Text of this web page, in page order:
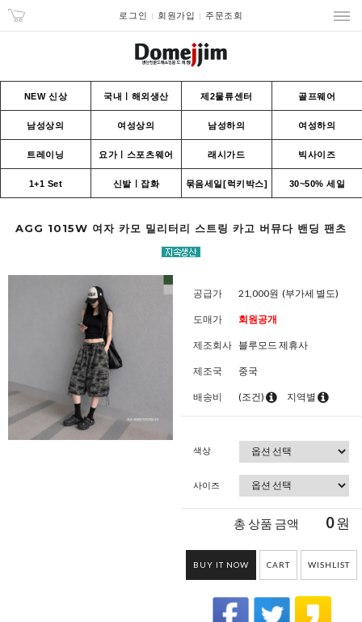
로그인 회원가입 주문조회
NEW 신상 국내ㅣ해외생산 제2물류센터 골프웨어
남성상의 여성상의 남성하의 여성하의
트레이닝 요가ㅣ스포츠웨어 래시가드 빅사이즈
1+1 Set 신발ㅣ잡화 묶음세일[럭키박스] 30~50% 세일
AGG 1015W 여자 카모 밀리터리 스트링 카고 버뮤다 밴딩 팬츠
공급가 21,000원 (부가세 별도)
도매가 회원공개
제조회사 블루모드 제휴사
제조국 중국
배송비 (조건) 지역별
색상
사이즈
총 상품 금액 0원
BUY IT NOW CART WISHLIST